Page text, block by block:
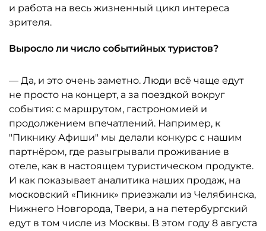
и работа на весь жизненный цикл интереса
зрителя.
Выросло ли число событийных туристов?
— Да, и это очень заметно. Люди всё чаще едут
не просто на концерт, а за поездкой вокруг
события: с маршрутом, гастрономией и
продолжением впечатлений. Например, к
"Пикнику Афиши" мы делали конкурс с нашим
партнёром, где разыгрывали проживание в
отеле, как в настоящем туристическом продукте.
И как показывает аналитика наших продаж, на
московский «Пикник» приезжали из Челябинска,
Нижнего Новгорода, Твери, а на петербургский
едут в том числе из Москвы. В этом году 8 августа